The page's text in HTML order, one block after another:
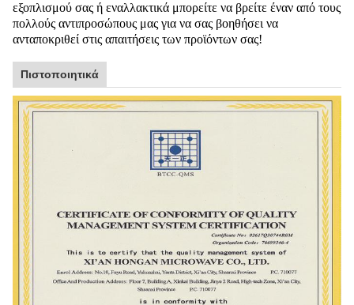
εξοπλισμού σας ή εναλλακτικά μπορείτε να βρείτε έναν από τους
πολλούς αντιπροσώπους μας για να σας βοηθήσει να
ανταποκριθεί στις απαιτήσεις των προϊόντων σας!
Πιστοποιητικά